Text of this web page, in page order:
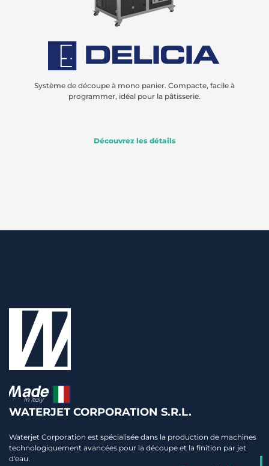
Système de découpe à mono panier. Compacte, facile à
programmer, idéal pour la pâtisserie.
Découvrez les détails
WATERJET CORPORATION S.R.L.
Waterjet Corporation est spécialisée dans la production de machines
technologiquement avancées pour la découpe et la finition par jet
d'eau.